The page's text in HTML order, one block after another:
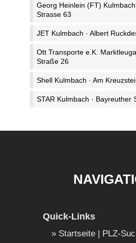
Georg Heinlein (FT)
Strasse 63
JET Kulmbach · Albert
Ott Transporte e.K.
Straße 26
Shell Kulmbach · Am
STAR Kulmbach · Bayreuther
Quick-Links
Startseite | PLZ-